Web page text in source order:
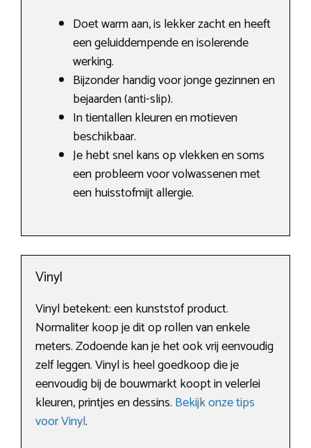
Doet warm aan, is lekker zacht en heeft
een geluiddempende en isolerende
werking.
Bijzonder handig voor jonge gezinnen en
bejaarden (anti-slip).
In tientallen kleuren en motieven
beschikbaar.
Je hebt snel kans op vlekken en soms
een probleem voor volwassenen met
een huisstofmijt allergie.
Vinyl
Vinyl betekent: een kunststof product.
Normaliter koop je dit op rollen van enkele
meters. Zodoende kan je het ook vrij eenvoudig
zelf leggen. Vinyl is heel goedkoop die je
eenvoudig bij de bouwmarkt koopt in velerlei
kleuren, printjes en dessins. Bekijk onze tips
voor Vinyl.